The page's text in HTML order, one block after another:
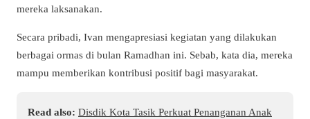
mereka laksanakan.
Secara pribadi, Ivan mengapresiasi kegiatan yang dilakukan
berbagai ormas di bulan Ramadhan ini. Sebab, kata dia, mereka
mampu memberikan kontribusi positif bagi masyarakat.
Read also: Disdik Kota Tasik Perkuat Penanganan Anak